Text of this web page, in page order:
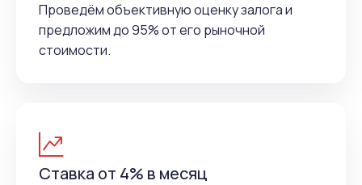
Проведём объективную оценку залога и
предложим до 95% от его рыночной
стоимости.
Ставка от 4% в месяц